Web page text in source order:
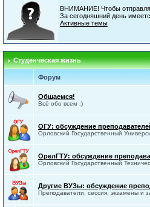
ВНИМАНИЕ! Чтобы
За сегодняшний день
Активные темы
Студенческая жизнь
Форум
Общаемся!
Всё обо всем :)
ОГУ: обсуждение
Орловский Государственный
ОрелГТУ: обсуждение
Орловский Государственный
Другие ВУЗы: обсуждение
Преподаватели, сессия, экзамены и